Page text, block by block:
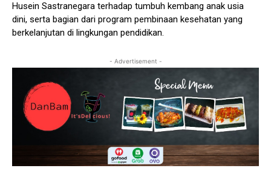
Husein Sastranegara terhadap tumbuh kembang anak usia
dini, serta bagian dari program pembinaan kesehatan yang
berkelanjutan di lingkungan pendidikan.
- Advertisement -